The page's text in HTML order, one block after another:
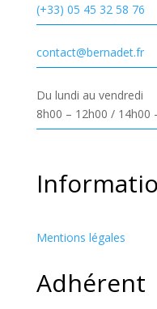
(+33) 05 45 32 58 76
contact@bernadet.fr
Du lundi au vendredi
8h00 – 12h00 / 14h00
Mentions légales
Adhérent